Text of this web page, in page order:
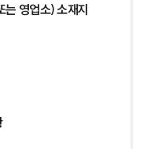
로펌
는 영업소) 소재지